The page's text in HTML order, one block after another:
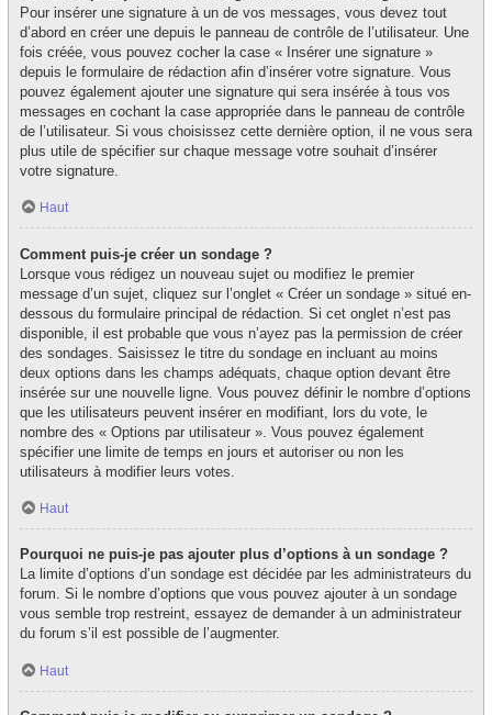
Pour insérer une signature à un de vos messages, vous devez tout
d’abord en créer une depuis le panneau de contrôle de l’utilisateur. Une
fois créée, vous pouvez cocher la case « Insérer une signature »
depuis le formulaire de rédaction afin d’insérer votre signature. Vous
pouvez également ajouter une signature qui sera insérée à tous vos
messages en cochant la case appropriée dans le panneau de contrôle
de l’utilisateur. Si vous choisissez cette dernière option, il ne vous sera
plus utile de spécifier sur chaque message votre souhait d’insérer
votre signature.
Haut
Comment puis-je créer un sondage ?
Lorsque vous rédigez un nouveau sujet ou modifiez le premier
message d’un sujet, cliquez sur l’onglet « Créer un sondage » situé en-
dessous du formulaire principal de rédaction. Si cet onglet n’est pas
disponible, il est probable que vous n’ayez pas la permission de créer
des sondages. Saisissez le titre du sondage en incluant au moins
deux options dans les champs adéquats, chaque option devant être
insérée sur une nouvelle ligne. Vous pouvez définir le nombre d’options
que les utilisateurs peuvent insérer en modifiant, lors du vote, le
nombre des « Options par utilisateur ». Vous pouvez également
spécifier une limite de temps en jours et autoriser ou non les
utilisateurs à modifier leurs votes.
Haut
Pourquoi ne puis-je pas ajouter plus d’options à un sondage ?
La limite d’options d’un sondage est décidée par les administrateurs du
forum. Si le nombre d’options que vous pouvez ajouter à un sondage
vous semble trop restreint, essayez de demander à un administrateur
du forum s’il est possible de l’augmenter.
Haut